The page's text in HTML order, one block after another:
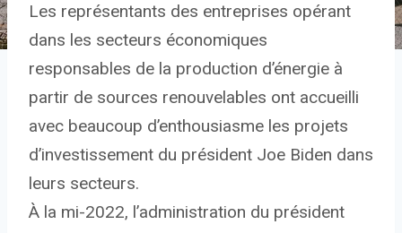
Les représentants des entreprises opérant
dans les secteurs économiques
responsables de la production d’énergie à
partir de sources renouvelables ont accueilli
avec beaucoup d’enthousiasme les projets
d’investissement du président Joe Biden dans
leurs secteurs.
À la mi-2022, l’administration du président